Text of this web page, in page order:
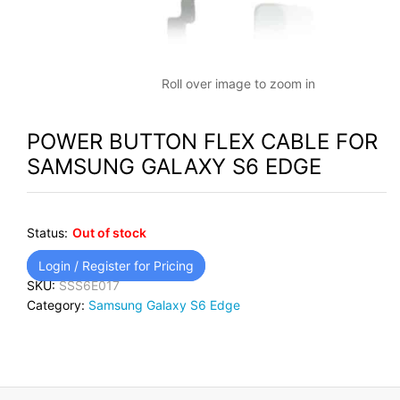
Roll over image to zoom in
POWER BUTTON FLEX CABLE FOR
SAMSUNG GALAXY S6 EDGE
Status: Out of stock
Login / Register for Pricing
SKU:SSS6E017
Category: Samsung Galaxy S6 Edge